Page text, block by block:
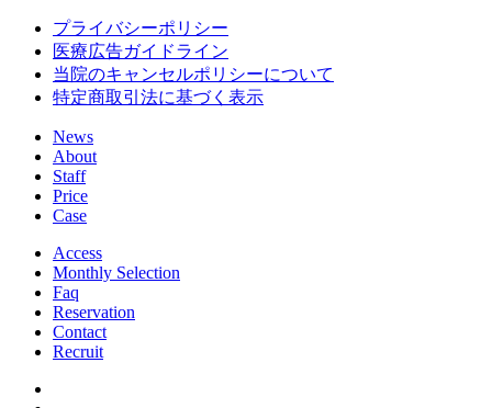
プライバシーポリシー
医療広告ガイドライン
当院のキャンセルポリシーについて
特定商取引法に基づく表示
News
About
Staff
Price
Case
Access
Monthly Selection
Faq
Reservation
Contact
Recruit